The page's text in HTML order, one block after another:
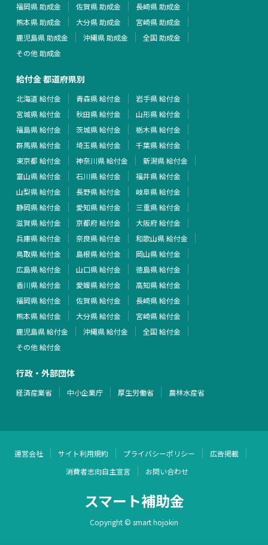
福岡県 助成金
佐賀県 助成金
長崎県 助成金
熊本県 助成金
大分県 助成金
宮崎県 助成金
鹿児島県 助成金
沖縄県 助成金
全国 助成金
その他 助成金
給付金 都道府県別
北海道 給付金 青森県 給付金
岩手県 給付金
宮城県 給付金
秋田県 給付金
山形県 給付金
福島県 給付金
茨城県 給付金
栃木県 給付金
群馬県 給付金
埼玉県 給付金
千葉県 給付金
東京都 給付金
神奈川県 給付金
新潟県 給付金
富山県 給付金
石川県 給付金
福井県 給付金
山梨県 給付金
長野県 給付金
岐阜県 給付金
静岡県 給付金
愛知県 給付金
三重県 給付金
滋賀県 給付金
京都府 給付金
大阪府 給付金
兵庫県 給付金
奈良県 給付金
和歌山県 給付金
鳥取県 給付金
島根県 給付金
岡山県 給付金
広島県 給付金
山口県 給付金
徳島県 給付金
香川県 給付金
愛媛県 給付金
高知県 給付金
福岡県 給付金
佐賀県 給付金
長崎県 給付金
熊本県 給付金
大分県 給付金
宮崎県 給付金
鹿児島県 給付金
沖縄県 給付金
全国 給付金
その他 給付金
行政・外部団体
経済産業省 中小企業庁 厚生労働省 農林水産省
運営会社 サイト利用規約 プライバシーポリシー
広告掲載
消費者志向自主宣言
お問い合わせ
スマート補助金
Copyright © smart hojokin